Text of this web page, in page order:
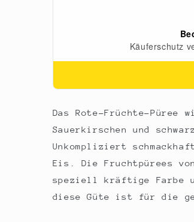
Das Rote-Früchte-Püree
Sauerkirschen und
Unkompliziert
Eis. Die Fruchtpürees
speziell kräftige Farbe
diese Güte ist für die